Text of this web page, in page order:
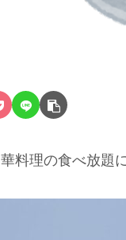
料理の食べ放題